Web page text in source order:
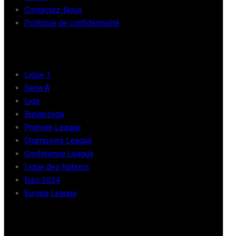
Contactez-Nous
Politique de confidentialité
Ligue 1
Seria A
Liga
Bundesliga
Premier League
Champions League
Conférence League
Ligue des Nations
Euro 2024
Europa League